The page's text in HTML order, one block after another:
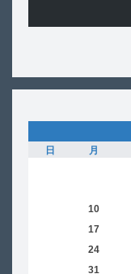
日
月
10
17
24
31